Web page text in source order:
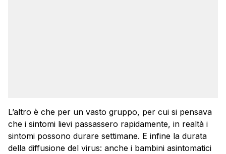
L’altro è che per un vasto gruppo, per cui si pensava
che i sintomi lievi passassero rapidamente, in realtà i
sintomi possono durare settimane. E infine la durata
della diffusione del virus: anche i bambini asintomatici